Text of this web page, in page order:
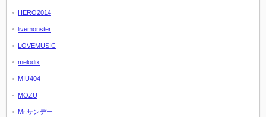
HERO2014
livemonster
LOVEMUSIC
melodix
MIU404
MOZU
Mr.サンデー